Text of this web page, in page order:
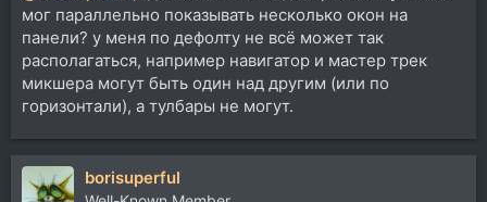
мог параллельно показывать несколько окон на
панели? у меня по дефолту не всё может так
располагаться, например навигатор и мастер трек
микшера могут быть один над другим (или по
горизонтали), а тулбары не могут.
borisuperful